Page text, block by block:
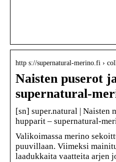
http s://supernatural-merino.fi ›
Naisten puserot
supernatural-
[sn] super.natural | Naisten
hupparit – supernatural-
Valikoimassa merino
puuvillaan. Viimeksi
laadukkaita vaatteita arjen